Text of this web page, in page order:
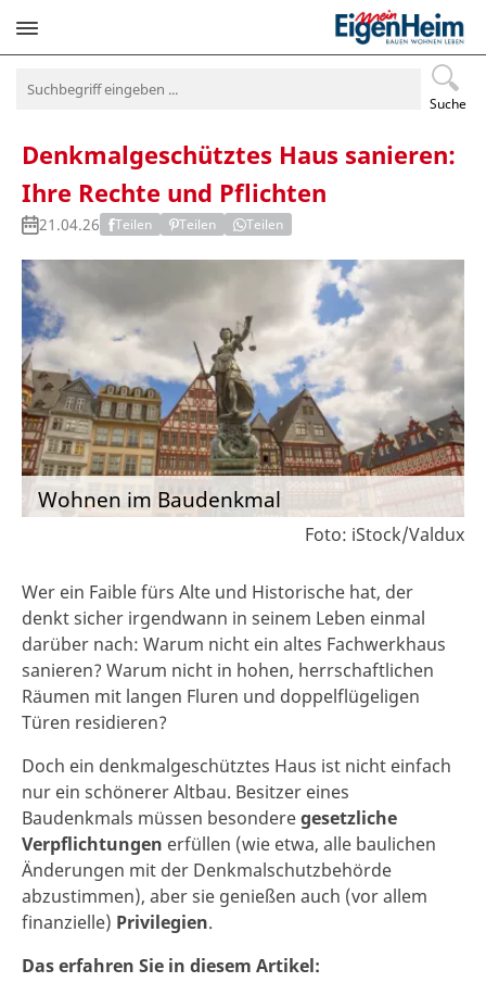
Suche
Navigation
Denkmalgeschütztes Haus sanieren:
Ihre Rechte und Pflichten
21.04.26 Teilen Teilen Teilen
Wohnen im Baudenkmal
Foto: iStock/Valdux
Wer ein Faible fürs Alte und Historische hat, der
denkt sicher irgendwann in seinem Leben einmal
darüber nach: Warum nicht ein altes Fachwerkhaus
sanieren? Warum nicht in hohen, herrschaftlichen
Räumen mit langen Fluren und doppelflügeligen
Türen residieren?
Doch ein denkmalgeschütztes Haus ist nicht einfach
nur ein schönerer Altbau. Besitzer eines
Baudenkmals müssen besonderegesetzliche
Verpflichtungen erfüllen (wie etwa, alle baulichen
Änderungen mit der Denkmalschutzbehörde
abzustimmen), aber sie genießen auch (vor allem
finanzielle) Privilegien.
Das erfahren Sie in diesem Artikel: